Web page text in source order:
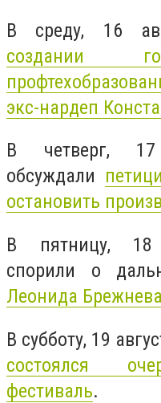
В среду, 16
создании
экс-нардеп
В четверг, 17
обсуждали
остановить
В пятницу, 18
спорили о
Леонида Брежнева
В субботу, 19
состоялся
фестиваль.